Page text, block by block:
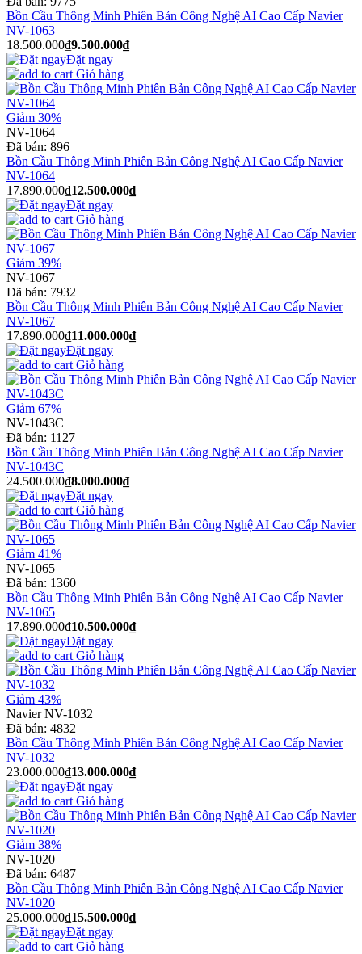
Bồn Cầu Thông Minh Phiên Bản Công Nghệ AI Cao Cấp Navier
NV-1063
18.500.000₫9.500.000₫
Đặt ngay
Giỏ hàng
Giảm 30%
NV-1064
Đã bán: 896
Bồn Cầu Thông Minh Phiên Bản Công Nghệ AI Cao Cấp Navier
NV-1064
17.890.000₫12.500.000₫
Đặt ngay
Giỏ hàng
Giảm 39%
NV-1067
Đã bán: 7932
Bồn Cầu Thông Minh Phiên Bản Công Nghệ AI Cao Cấp Navier
NV-1067
17.890.000₫11.000.000₫
Đặt ngay
Giỏ hàng
Giảm 67%
NV-1043C
Đã bán: 1127
Bồn Cầu Thông Minh Phiên Bản Công Nghệ AI Cao Cấp Navier
NV-1043C
24.500.000₫8.000.000₫
Đặt ngay
Giỏ hàng
Giảm 41%
NV-1065
Đã bán: 1360
Bồn Cầu Thông Minh Phiên Bản Công Nghệ AI Cao Cấp Navier
NV-1065
17.890.000₫10.500.000₫
Đặt ngay
Giỏ hàng
Giảm 43%
Navier NV-1032
Đã bán: 4832
Bồn Cầu Thông Minh Phiên Bản Công Nghệ AI Cao Cấp Navier
NV-1032
23.000.000₫13.000.000₫
Đặt ngay
Giỏ hàng
Giảm 38%
NV-1020
Đã bán: 6487
Bồn Cầu Thông Minh Phiên Bản Công Nghệ AI Cao Cấp Navier
NV-1020
25.000.000₫15.500.000₫
Đặt ngay
Giỏ hàng